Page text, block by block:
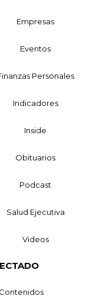
Empresas
Eventos
Personales
Indicadores
Inside
Obituarios
Podcast
Salud Ejecutiva
Videos